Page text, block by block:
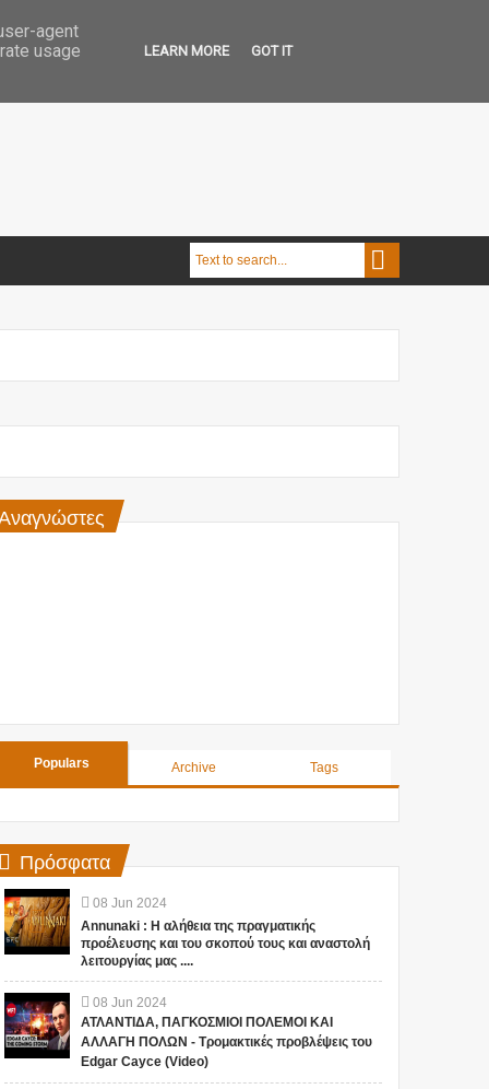
Populars Archive Tags
Πρόσφατα
08 Jun 2024
Annunaki : Η αλήθεια της πραγματικής
προέλευσης και του σκοπού τους και αναστολή
λειτουργίας μας ....
08 Jun 2024
ΑΤΛΑΝΤΙΔΑ, ΠΑΓΚΟΣΜΙΟΙ ΠΟΛΕΜΟΙ ΚΑΙ
ΑΛΛΑΓΗ ΠΟΛΩΝ - Τρομακτικές προβλέψεις του
Edgar Cayce (Video)
agent
usage
LEARN MORE GOT IT